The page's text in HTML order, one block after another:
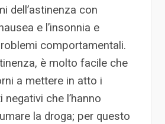
dell’astinenza con
e l’insonnia e
comportamentali.
è molto facile che
a mettere in atto i
che l’hanno
la droga; per questo